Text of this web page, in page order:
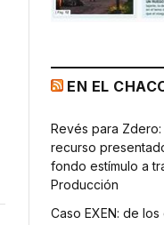
EN EL
Revés para
recurso
fondo estímulo a
Producción
Caso EXEN: de